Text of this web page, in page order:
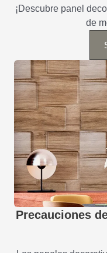
¡Descubre panel
de
Precauciones